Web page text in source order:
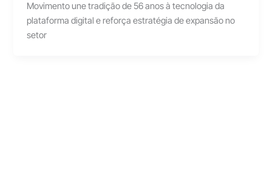
Movimento une tradição de 56 anos à tecnologia da
plataforma digital e reforça estratégia de expansão no
setor